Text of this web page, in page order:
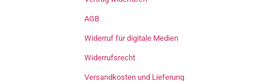
AGB
Widerruf für digitale Medien
Widerrufsrecht
Versandkosten und Lieferung